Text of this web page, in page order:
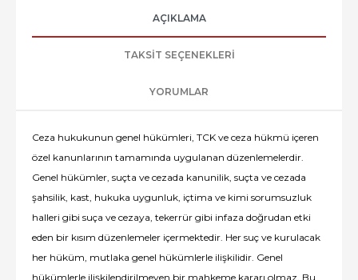
AÇIKLAMA
TAKSIT SEÇENEKLERI
YORUMLAR
Ceza hukukunun genel hükümleri, TCK ve ceza hükmü içeren
özel kanunlarının tamamında uygulanan düzenlemelerdir.
Genel hükümler, suçta ve cezada kanunilik, suçta ve cezada
şahsilik, kast, hukuka uygunluk, içtima ve kimi sorumsuzluk
halleri gibi suça ve cezaya, tekerrür gibi infaza doğrudan etki
eden bir kısım düzenlemeler içermektedir. Her suç ve kurulacak
her hüküm, mutlaka genel hükümlerle ilişkilidir. Genel
hükümlerle ilişkilendirilmeyen bir mahkeme kararı olmaz. Bu